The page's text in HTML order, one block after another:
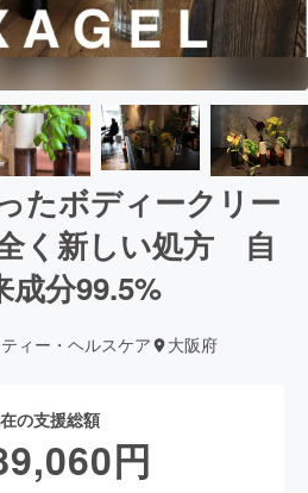
たボディークリー
く新しい処方 自
成分99.5%
ィー・ヘルスケア 大阪府
の支援総額
円